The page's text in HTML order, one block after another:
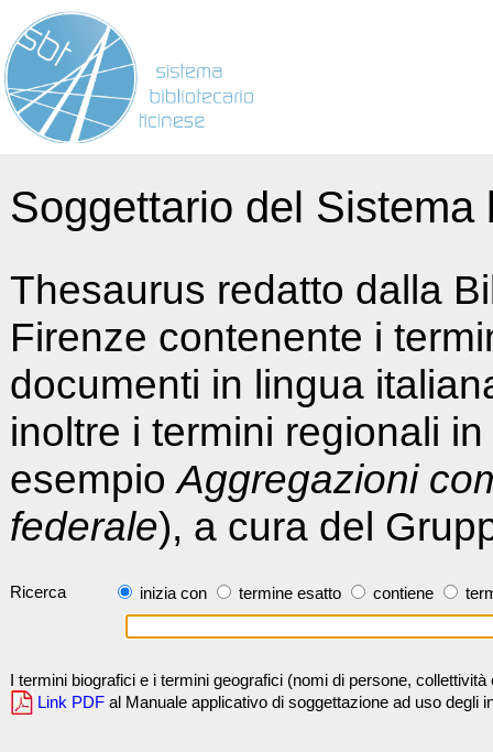
Soggettario del
Thesaurus redatto dalla
Firenze contenente i
documenti in lingua
inoltre i termini regionali
esempioAggregazioni
federale), a cura del
Ricerca inizia con termine esatto contiene
I termini biografici e i termini geografici (nomi di persone,
Link PDF al Manuale applicativo di soggettazione ad uso degli